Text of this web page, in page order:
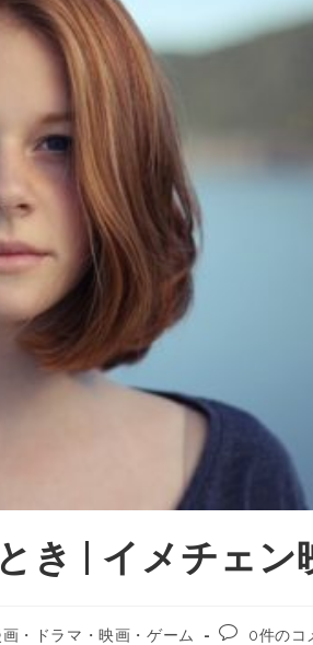
き | イメチェン
・ドラマ・映画・ゲーム 0件のコ